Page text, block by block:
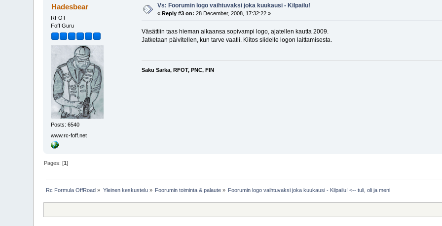
Hadesbear
RFOT
Foff Guru
Posts: 6540
www.rc-foff.net
Vs: Foorumin logo vaihtuvaksi joka kuukausi - Kilpailu!
«Reply #3 on: 28 December, 2008, 17:32:22 »
Väsättiin taas hieman aikaansa sopivampi logo, ajatellen kautta 2009.
Jatketaan päivitellen, kun tarve vaatii. Kiitos slidelle logon laittamisesta.
Saku Sarka, RFOT, PNC, FIN
Pages: [1]
Rc Formula OffRoad » Yleinen keskustelu» Foorumin toiminta & palaute » Foorumin logo vaihtuvaksi joka kuukausi - Kilpailu! <-- tuli, oli ja meni